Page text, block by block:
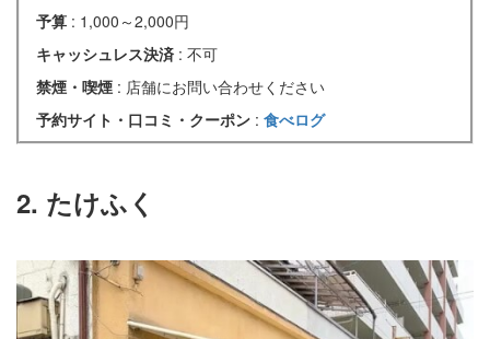
予算 : 1,000～2,000円
キャッシュレス決済 : 不可
禁煙・喫煙 : 店舗にお問い合わせください
予約サイト・口コミ・クーポン : 食べログ
2. たけふく